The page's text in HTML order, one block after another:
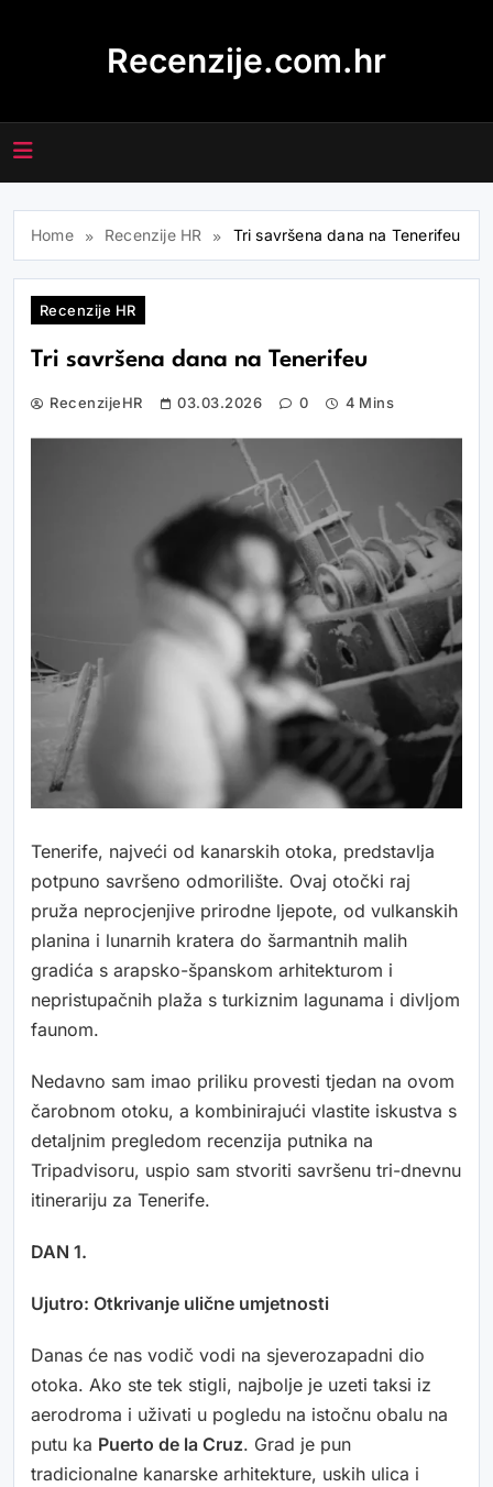
Recenzije.com.hr
Home Recenzije HR Tri savršena dana na Tenerifeu
Recenzije HR
Tri savršena dana na Tenerifeu
RecenzijeHR 03.03.2026 0 4 Mins
Tenerife, najveći od kanarskih otoka, predstavlja
potpuno savršeno odmorilište. Ovaj otočki raj
pruža neprocjenjive prirodne ljepote, od vulkanskih
planina i lunarnih kratera do šarmantnih malih
gradića s arapsko-španskom arhitekturom i
nepristupačnih plaža s turkiznim lagunama i divljom
faunom.
Nedavno sam imao priliku provesti tjedan na ovom
čarobnom otoku, a kombinirajući vlastite iskustva s
detaljnim pregledom recenzija putnika na
Tripadvisoru, uspio sam stvoriti savršenu tri-dnevnu
itinerariju za Tenerife.
DAN 1.
Ujutro: Otkrivanje ulične umjetnosti
Danas će nas vodič vodi na sjeverozapadni dio
otoka. Ako ste tek stigli, najbolje je uzeti taksi iz
aerodroma i uživati u pogledu na istočnu obalu na
putu ka Puerto de la Cruz. Grad je pun
tradicionalne kanarske arhitekture, uskih ulica i